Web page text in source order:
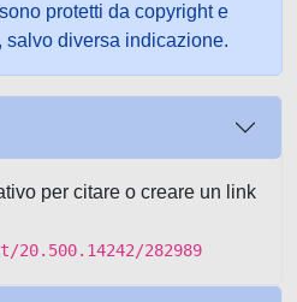
protetti da copyright e
salvo diversa indicazione.
per citare o creare un link
282989